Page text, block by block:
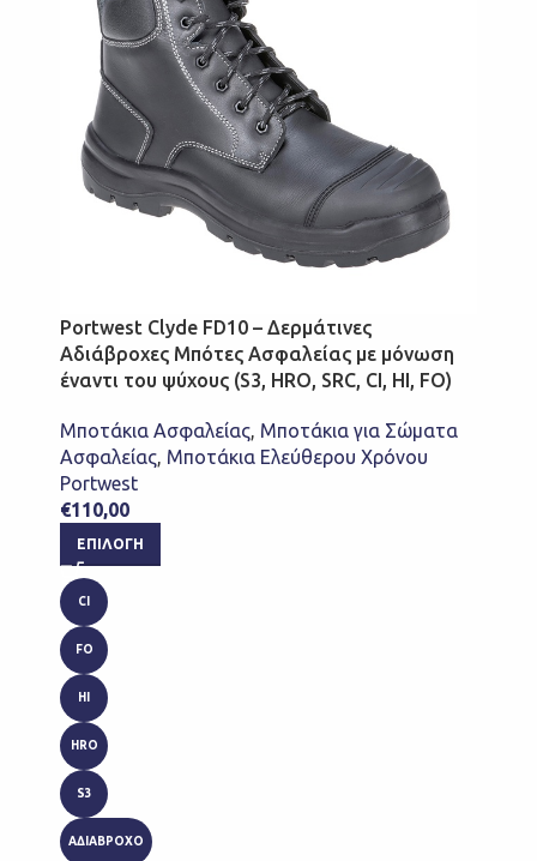
Portwest Clyde FD10 – Δερμάτινες
Αδιάβροχες Μπότες Ασφαλείας με μόνωση
έναντι του ψύχους (S3, HRO, SRC, CI, HI, FO)
Μποτάκια Ασφαλείας, Μποτάκια για Σώματα
Ασφαλείας, Μποτάκια Ελεύθερου Χρόνου
Portwest
€110,00
ΕΠΙΛΟΓΉ
CI
FO
HI
HRO
S3
ΑΔΙΑΒΡΟΧΟ